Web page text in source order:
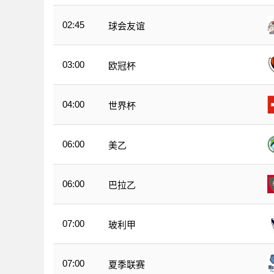
02:45 球会友谊
03:00 欧冠杯
04:00 世界杯
06:00 美乙
06:00 巴拉乙
07:00 玻利甲
07:00 夏季联赛